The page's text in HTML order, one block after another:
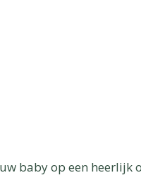
baby op een heerlijk